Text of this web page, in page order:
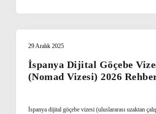
29 Aralık 2025
İspanya Dijital Göçebe
(Nomad Vizesi) 2026
İspanya dijital göçebe vizesi (uluslararası uzaktan